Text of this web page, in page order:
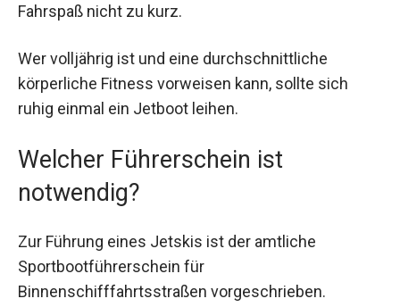
Fahrspaß nicht zu kurz.
Wer volljährig ist und eine durchschnittliche
körperliche Fitness vorweisen kann, sollte sich
ruhig einmal ein Jetboot leihen.
Welcher Führerschein ist
notwendig?
Zur Führung eines Jetskis ist der amtliche
Sportbootführerschein für
Binnenschifffahrtsstraßen vorgeschrieben.